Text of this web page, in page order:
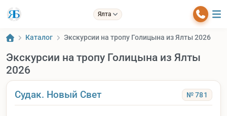
Ялта
Каталог Экскурсии на тропу Голицына из Ялты 2026
Экскурсии на тропу Голицына из Ялты
2026
Судак. Новый Свет № 781